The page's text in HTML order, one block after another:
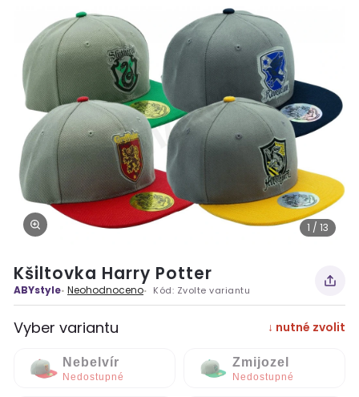
1 / 13
Kšiltovka Harry Potter
ABYstyle Neohodnoceno Kód: Zvolte variantu
Vyber variantu ↓ nutné zvolit
Nebelvír
Nedostupné
Zmijozel
Nedostupné